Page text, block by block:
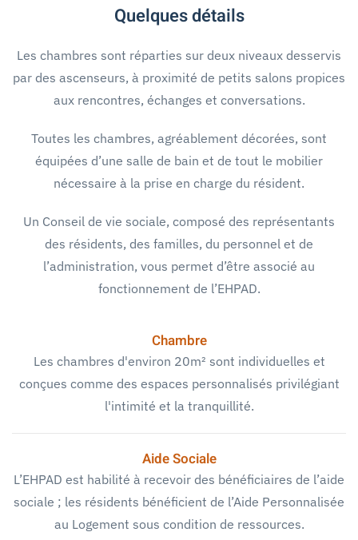
Quelques détails
Les chambres sont réparties sur deux niveaux desservis
par des ascenseurs, à proximité de petits salons propices
aux rencontres, échanges et conversations.
Toutes les chambres, agréablement décorées, sont
équipées d’une salle de bain et de tout le mobilier
nécessaire à la prise en charge du résident.
Un Conseil de vie sociale, composé des représentants
des résidents, des familles, du personnel et de
l’administration, vous permet d’être associé au
fonctionnement de l’EHPAD.
Chambre
Les chambres d'environ 20m² sont individuelles et
conçues comme des espaces personnalisés privilégiant
l'intimité et la tranquillité.
Aide Sociale
L’EHPAD est habilité à recevoir des bénéficiaires de l’aide
sociale ; les résidents bénéficient de l’Aide Personnalisée
au Logement sous condition de ressources.